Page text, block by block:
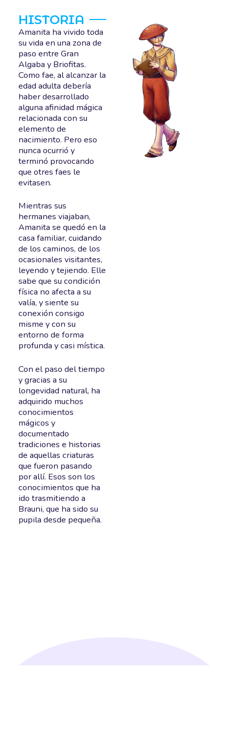
HISTORIA
Amanita ha vivido toda
su vida en una zona de
paso entre Gran
Algaba y Briofitas.
Como fae, al alcanzar la
edad adulta debería
haber desarrollado
alguna afinidad mágica
relacionada con su
elemento de
nacimiento. Pero eso
nunca ocurrió y
terminó provocando
que otres faes le
evitasen.
Mientras sus
hermanes viajaban,
Amanita se quedó en la
casa familiar, cuidando
de los caminos, de los
ocasionales visitantes,
leyendo y tejiendo. Elle
sabe que su condición
física no afecta a su
valía, y siente su
conexión consigo
misme y con su
entorno de forma
profunda y casi mística.
Con el paso del tiempo
y gracias a su
longevidad natural, ha
adquirido muchos
conocimientos
mágicos y
documentado
tradiciones e historias
de aquellas criaturas
que fueron pasando
por allí. Esos son los
conocimientos que ha
ido trasmitiendo a
Brauni, que ha sido su
pupila desde pequeña.